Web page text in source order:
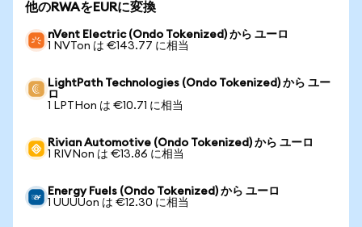
他のRWAをEURに変換
nVent Electric (Ondo Tokenized) から ユーロ
1 NVTon は €143.77 に相当
LightPath Technologies (Ondo Tokenized) から ユー
ロ
1 LPTHon は €10.71 に相当
Rivian Automotive (Ondo Tokenized) から ユーロ
1 RIVNon は €13.86 に相当
Energy Fuels (Ondo Tokenized) から ユーロ
1 UUUUon は €12.30 に相当